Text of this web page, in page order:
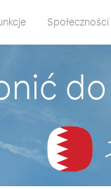
Społeczności